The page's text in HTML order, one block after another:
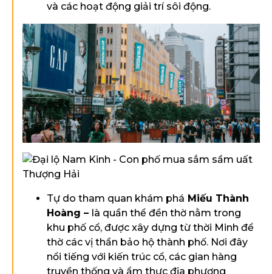
và các hoạt động giải trí sôi động.
Tự do tham quan khám phá Miếu Thành
Hoàng – là quần thể đền thờ nằm trong
khu phố cổ, được xây dựng từ thời Minh để
thờ các vị thần bảo hộ thành phố. Nơi đây
nổi tiếng với kiến trúc cổ, các gian hàng
truyền thống và ẩm thực địa phương